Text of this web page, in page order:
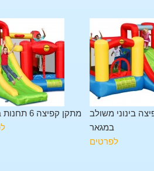
מתקן קפיצה 6 תחנות במגאר
בינוני משולב
במגאר
לפרטים